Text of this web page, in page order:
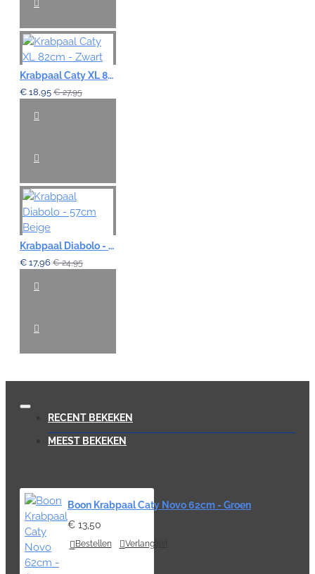
Krabpaal Caty XL 82cm - Zwart
€ 18,95 € 27,95
Krabpaal Diabolo - 57cm Beige
€ 17,96 € 24,95
RECENT BEKEKEN
MEEST BEKEKEN
Boon Krabpaal Caty Novo 62cm - Groen
€ 13,50
Bestellen Verlanglijst